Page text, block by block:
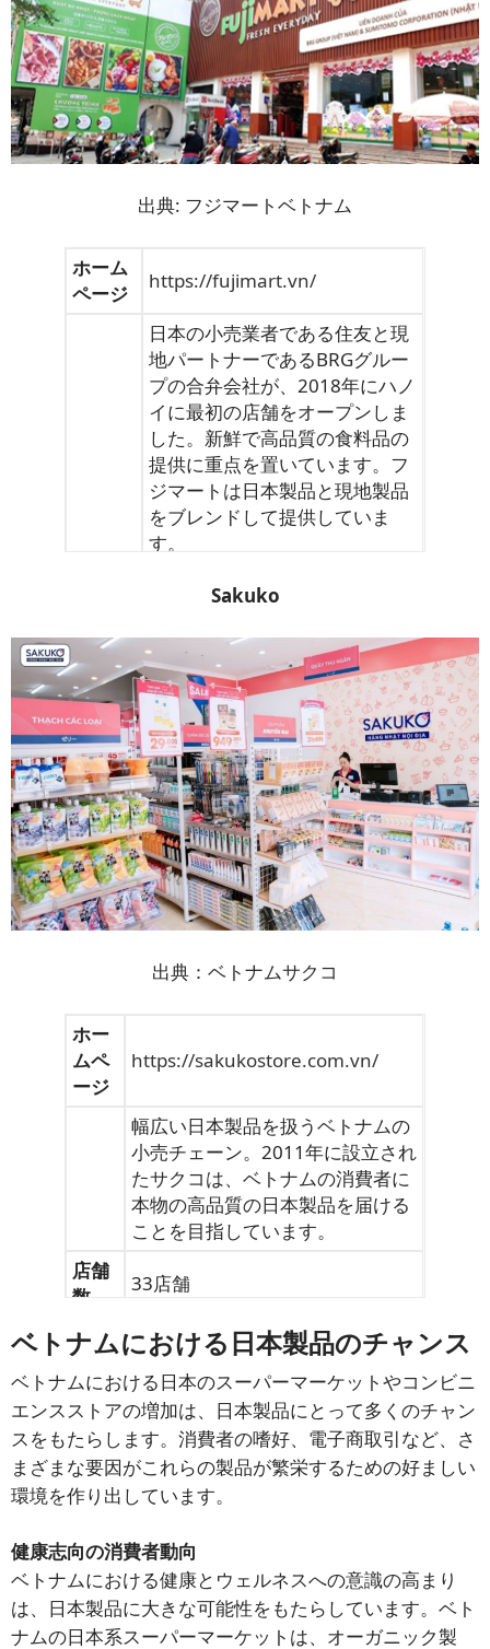
主要
製品
食料品、衣料品、家庭用品
出典: フジマートベトナム
ホーム
ページ
https://fujimart.vn/
日本の小売業者である住友と現
地パートナーであるBRGグルー
プの合弁会社が、2018年にハノ
イに最初の店舗をオープンしま
した。新鮮で高品質の食料品の
提供に重点を置いています。フ
ジマートは日本製品と現地製品
をブレンドして提供していま
す。
スーパーマーケット15軒
エリア
ハノイ市
主要製
品
食料品、家庭用品
Sakuko
出典：ベトナムサクコ
ホー
ムペ
ージ
https://sakukostore.com.vn/
幅広い日本製品を扱うベトナムの
小売チェーン。2011年に設立され
たサクコは、ベトナムの消費者に
本物の高品質の日本製品を届ける
ことを目指しています。
店舗
数
33店舗
メイ
ンエ
リア
ホーチミン、ハノイ、ハイフォン
など
主要
製品
食料品、家庭用品
ベトナムにおける日本製品のチャンス
ベトナムにおける日本のスーパーマーケットやコンビニ
エンスストアの増加は、日本製品にとって多くのチャン
スをもたらします。消費者の嗜好、電子商取引など、さ
まざまな要因がこれらの製品が繁栄するための好ましい
環境を作り出しています。
健康志向の消費者動向
ベトナムにおける健康とウェルネスへの意識の高まり
は、日本製品に大きな可能性をもたらしています。ベト
ナムの日本系スーパーマーケットは、オーガニック製